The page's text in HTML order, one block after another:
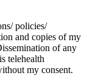
policies/
and copies of my
of any
telehealth
my consent.